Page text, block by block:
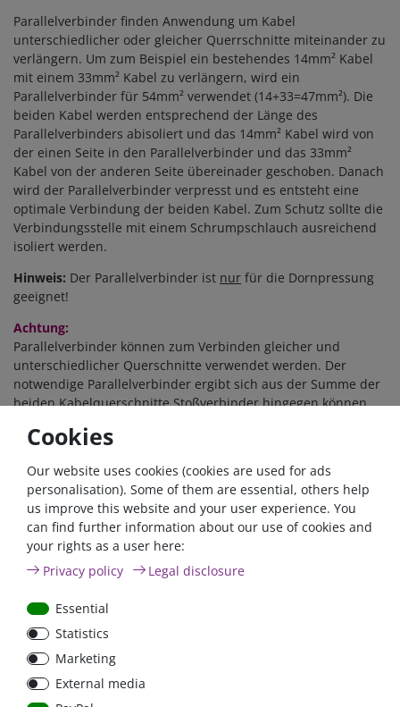
Parallelverbinder finden Anwendung um Kabel
unterschiedlicher oder gleicher Querrschnitte miteinander zu
verlängern. Um zum Beispiel ein bestehendes 14mm² Kabel
mit einem 33mm² Kabel zu verlängern, wird ein
Parallelverbinder für 54mm² verwendet (14+33=47mm²). Die
beiden Kabel werden entsprechend der Länge des
Parallelverbinders abisoliert und das 14mm² Kabel wird von
der einen Seite in den Parallelverbinder und das 33mm²
Kabel von der anderen Seite übereinader geschoben. Danach
wird der Parallelverbinder verpresst und es entsteht eine
optimale Verbindung der beiden Kabel. Zum Schutz sollte die
Verbindungsstelle mit einem Schrumpschlauch ausreichend
isoliert werden.
Hinweis: Der Parallelverbinder ist nur für die Dornpressung
geeignet!
Achtung:
Parallelverbinder können zum Verbinden gleicher und
unterschiedlicher Querschnitte verwendet werden. Der
notwendige Parallelverbinder ergibt sich aus der Summe der
beiden Kabelquerschnitte.Stoßverbinder hingegen können
werden. Der notwendige Stoßverbinder ist in gleicher Größe
In unserer Kabelkonfektion bieten wir Ihnen die Fertigung von
Batteriekabeln nach ihrem Wunsch an. Wir können alle
gängigen Anschlussstücke anbringen sowie Sicherungen ins
Kabel integrieren.Zur Bestimmung des für ihre Anwendung
notwendigen Kabelquerschnitts bieten wir Ihnen die
Verwendung unseres
KABELKONFIGURATOR's
einfaches aber hilfreiches Tool zur Bestimmung des richtigen
Hilfreiche Tipps finden Sie in unserer FAQ Fragen/Antworten
Seite unter nachfolgendem Link:
Cookies
Our website uses cookies (cookies are used for ads
personalisation). Some of them are essential, others help
us improve this website and your user experience. You
can find further information about our use of cookies and
your rights as a user here:
Privacy policy
Legal disclosure
Essential
Statistics
Marketing
External media